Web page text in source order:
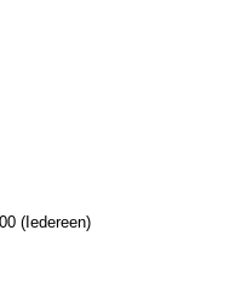
(Iedereen)